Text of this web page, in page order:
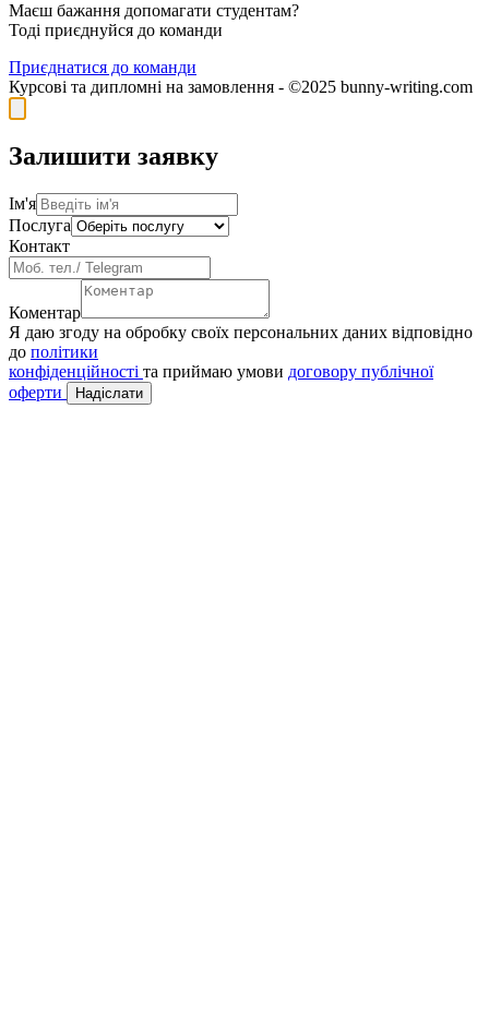
Маєш бажання допомагати студентам?
Тоді приєднуйся до команди
Приєднатися до команди
Курсові та дипломні на замовлення - ©2025 bunny-writing.com
Залишити заявку
Ім'я
Послуга
Контакт
Коментар
Я даю згоду на обробку своїх персональних даних відповідно
до політики
конфіденційності та приймаю умови договору публічної
оферти
Надіслати